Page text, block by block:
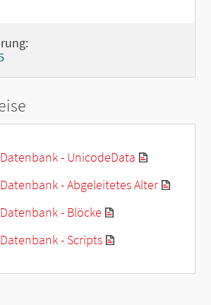
- UnicodeData
- Abgeleitetes Alter
- Blöcke
- Scripts